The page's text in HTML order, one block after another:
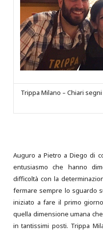
Trippa Milano – Chiari
Auguro a Pietro a Diego di
entusiasmo che hanno
difficoltà con la
fermare sempre lo sguardo
iniziato a fare il primo
quella dimensione umana
in tantissimi posti. Trippa